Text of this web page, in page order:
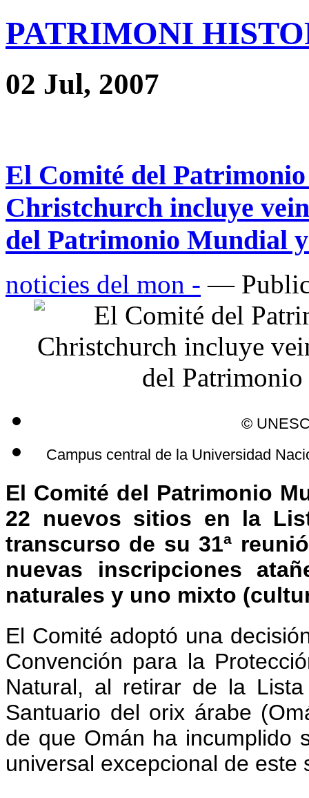
PATRIMONI
02 Jul, 2007
El Comité del
Christchurch incluye
del Patrimonio Mundial
noticies del mon - —
©
Campus central de la Universidad
El Comité del Patrimonio
22 nuevos sitios en la
transcurso de su 31ª
nuevas inscripciones
naturales y uno mixto
El Comité adoptó una
Convención para la
Natural, al retirar de la
Santuario del orix árabe
de que Omán ha incumplido
universal excepcional de este